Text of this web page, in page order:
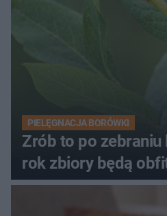
PIELĘGNACJA BORÓWKI
Zrób to po zebraniu
rok zbiory będą